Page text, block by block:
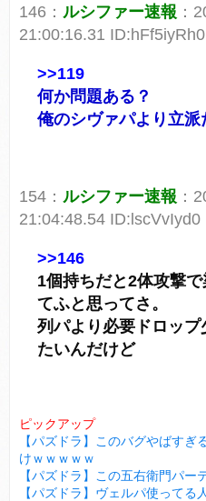
146： ルシファー速報 ：
21:00:16.31 ID:hFf5iyRh0
>>119
何か問題ある？
俺のシヴァパより立派
154： ルシファー速報 ：
21:04:48.54 ID:lscVvIyd0
>>146
1個持ちだと2体攻撃
てふと思ってさ。
列パより必要ドロッ
たいんだけど
ピックアップ
【パズドラ】このバグやばすぎ
けｗｗｗｗｗ
【パズドラ】この五右衛門パ
【パズドラ】ヴェルパ使ってる